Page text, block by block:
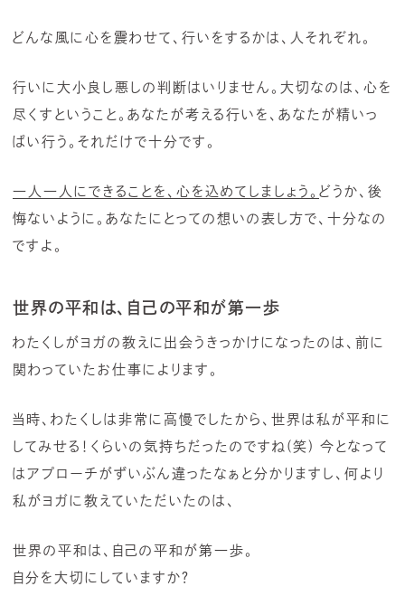
どんな風に心を震わせて、行いをするかは、人それぞれ。
行いに大小良し悪しの判断はいりません。大切なのは、心を
尽くすということ。あなたが考える行いを、あなたが精いっ
ぱい行う。それだけで十分です。
一人一人にできることを、心を込めてしましょう。 どうか、後
悔ないように。あなたにとっての想いの表し方で、十分なの
ですよ。
世界の平和は、自己の平和が第一歩
わたくしがヨガの教えに出会うきっかけになったのは、前に
関わっていたお仕事によります。
当時、わたくしは非常に高慢でしたから、世界は私が平和に
してみせる！くらいの気持ちだったのですね(笑) 今となって
はアプローチがずいぶん違ったなぁと分かりますし、何より
私がヨガに教えていただいたのは、
世界の平和は、自己の平和が第一歩。
自分を大切にしていますか？